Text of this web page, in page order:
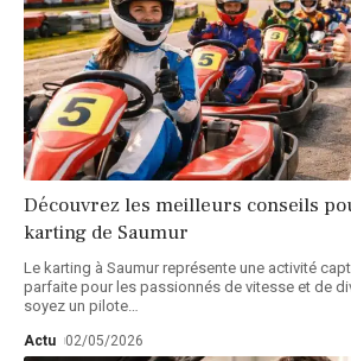
Découvrez les meilleurs conseils
karting de Saumur
Le karting à Saumur représente une activité
parfaite pour les passionnés de vitesse et de
soyez un pilote…
Actu 02/05/2026